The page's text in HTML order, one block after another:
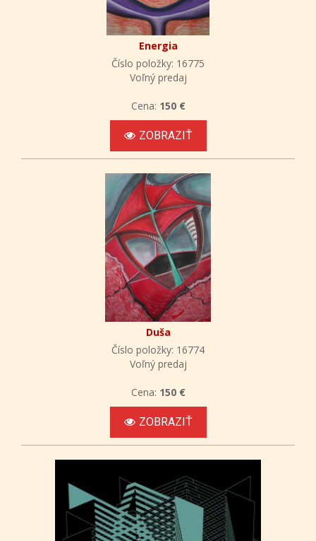
Energia
Číslo položky: 16775
Voľný predaj
Cena: 150 €
ZOBRAZIŤ
Duša
Číslo položky: 16774
Voľný predaj
Cena: 150 €
ZOBRAZIŤ